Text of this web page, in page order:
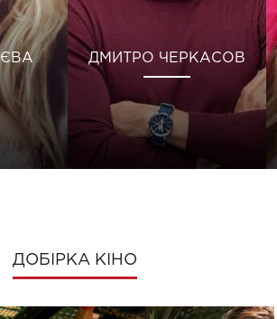
ДМИТРО ЧЕРКАСОВ
ДОБІРКА КІНО